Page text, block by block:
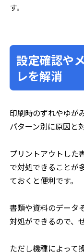
す。
設定確認や
レを解消
印刷時のずれやゆが
パターン別に原因と
プリントアウトした
で対処できることが
ておくと便利です。
書類や資料のデータ
対処ができるので、
ただし機種によって